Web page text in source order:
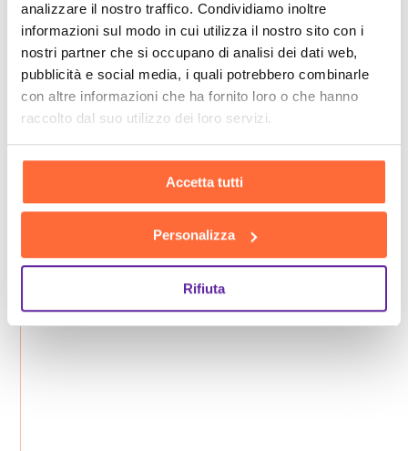
analizzare il nostro traffico. Condividiamo inoltre
informazioni sul modo in cui utilizza il nostro sito con i
nostri partner che si occupano di analisi dei dati web,
pubblicità e social media, i quali potrebbero combinarle
con altre informazioni che ha fornito loro o che hanno
raccolto dal suo utilizzo dei loro servizi.
Accetta tutti
Personalizza
Rifiuta